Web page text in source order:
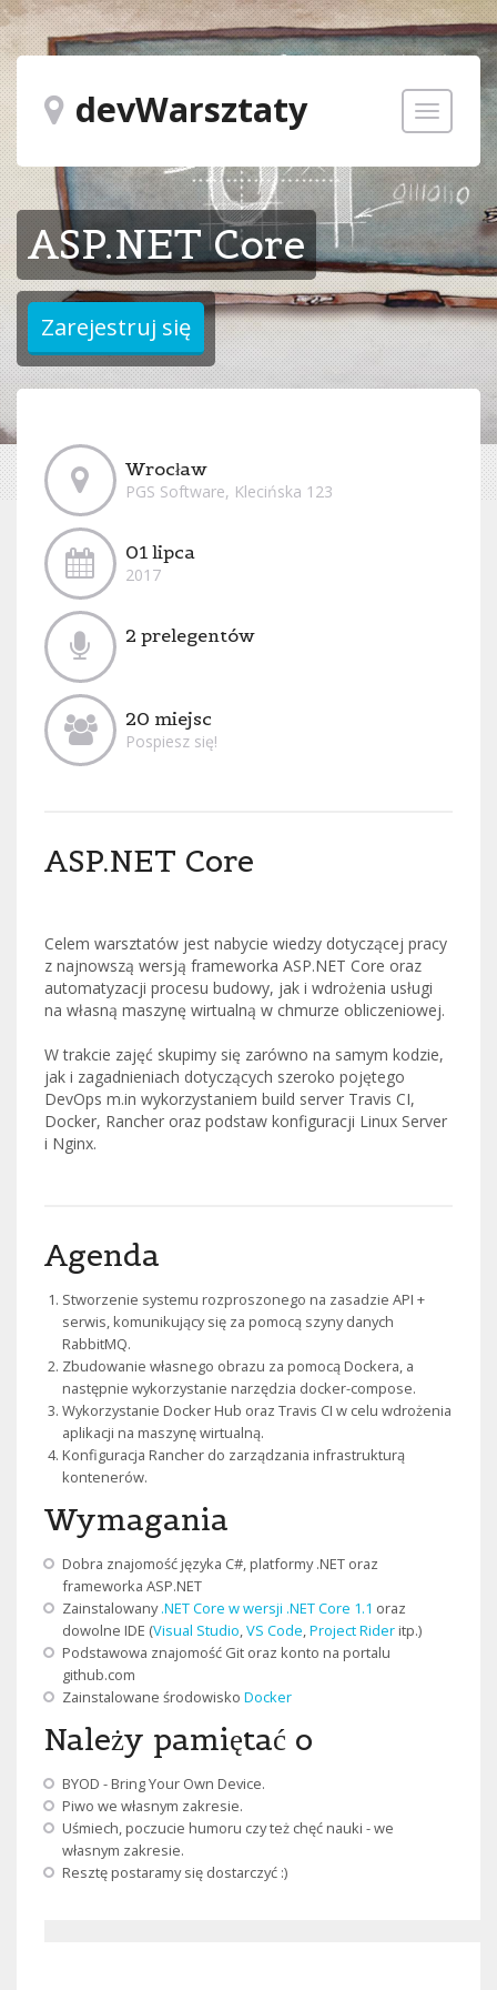
Toggle
devWarsztaty
ASP.NET Core
Wrocław
PGS Software, Klecińska 123
01 lipca
2017
2 prelegentów
20 miejsc
Pospiesz się!
ASP.NET Core
Celem warsztatów jest nabycie wiedzy dotyczącej pracy
z najnowszą wersją frameworka ASP.NET Core oraz
automatyzacji procesu budowy, jak i wdrożenia usługi
na własną maszynę wirtualną w chmurze obliczeniowej.
W trakcie zajęć skupimy się zarówno na samym kodzie,
jak i zagadnieniach dotyczących szeroko pojętego
DevOps m.in wykorzystaniem build server Travis CI,
Docker, Rancher oraz podstaw konfiguracji Linux Server
i Nginx.
Agenda
Stworzenie systemu rozproszonego na zasadzie API +
serwis, komunikujący się za pomocą szyny danych
RabbitMQ.
Zbudowanie własnego obrazu za pomocą Dockera, a
następnie wykorzystanie narzędzia docker-compose.
Wykorzystanie Docker Hub oraz Travis CI w celu wdrożenia
aplikacji na maszynę wirtualną.
Konfiguracja Rancher do zarządzania infrastrukturą
kontenerów.
Wymagania
Dobra znajomość języka C#, platformy .NET oraz
frameworka ASP.NET
Zainstalowany.NET Core w wersji .NET Core 1.1 oraz
dowolne IDE (Visual Studio,VS Code,Project Rider itp.)
Podstawowa znajomość Git oraz konto na portalu
github.com
Zainstalowane środowiskoDocker
Należy pamiętać o
BYOD - Bring Your Own Device.
Piwo we własnym zakresie.
Uśmiech, poczucie humoru czy też chęć nauki - we
własnym zakresie.
Resztę postaramy się dostarczyć :)